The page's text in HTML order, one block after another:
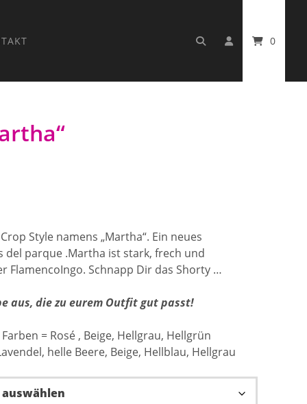
0
Style namens „Martha“. Ein neues
del parque .Martha ist stark, frech und
FlamencoIngo. Schnapp Dir das Shorty …
aus, die zu eurem Outfit gut passt!
= Rosé , Beige, Hellgrau, Hellgrün
helle Beere, Beige, Hellblau, Hellgrau